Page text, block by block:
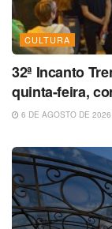
CULTURA
32ª Incanto
quinta-feira,
6 DE AGOSTO DE 2026